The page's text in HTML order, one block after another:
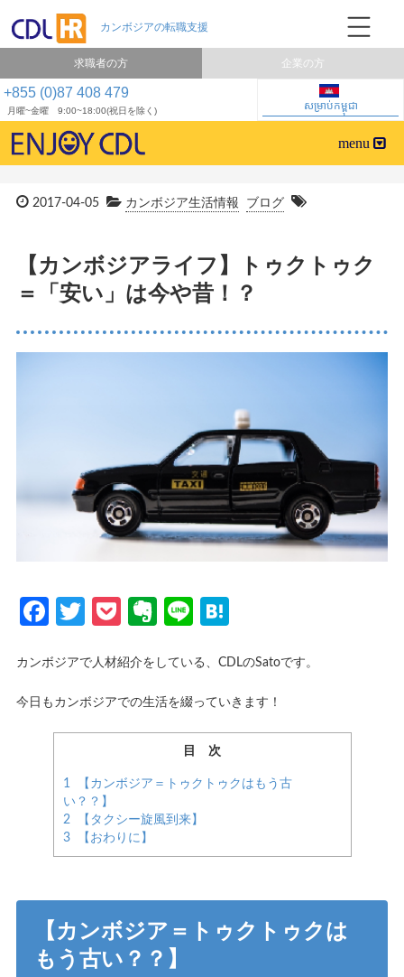
+855 (0)87 408 479
月曜~金曜 9:00~18:00(祝日を除く) សម្រាប់កម្ពុជា
求職者の方 企業の方
2017-04-05 カンボジア生活情報 ブログ
【カンボジアライフ】トゥクトゥク
＝「安い」は今や昔！？
Facebook
Twitter
PocketEvernote
Line
カンボジアで人材紹介をしている、CDLのSatoです。
今日もカンボジアでの生活を綴っていきます！
目 次
1
【カンボジア＝トゥクトゥクはもう古
い？？】
2
【タクシー旋風到来】
3
【おわりに】
【カンボジア＝トゥクトゥクは
もう古い？？】